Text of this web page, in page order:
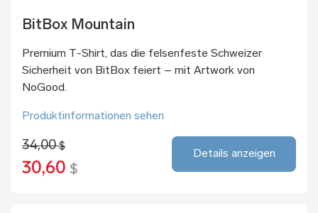
BitBox Mountain
Premium T-Shirt, das die felsenfeste Schweizer
Sicherheit von BitBox feiert – mit Artwork von
NoGood.
Produktinformationen sehen
34,00$
30,60 $
Details anzeigen